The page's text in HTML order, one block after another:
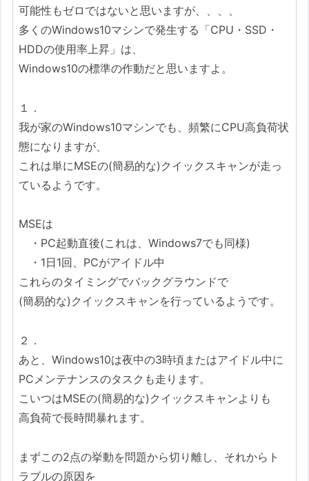
可能性もゼロではないと思いますが、、、、
多くのWindows10マシンで発生する「CPU・SSD・
HDDの使用率上昇」は、
Windows10の標準の作動だと思いますよ。
１．
我が家のWindows10マシンでも、頻繁にCPU高負荷状
態になりますが、
これは単にMSEの(簡易的な)クイックスキャンが走っ
ているようです。
MSEは
・PC起動直後(これは、Windows7でも同様)
・1日1回、PCがアイドル中
これらのタイミングでバックグラウンドで
(簡易的な)クイックスキャンを行っているようです。
２．
あと、Windows10は夜中の3時頃またはアイドル中に
PCメンテナンスのタスクも走ります。
こいつはMSEの(簡易的な)クイックスキャンよりも
高負荷で長時間暴れます。
まずこの2点の挙動を問題から切り離し、それからト
ラブルの原因を